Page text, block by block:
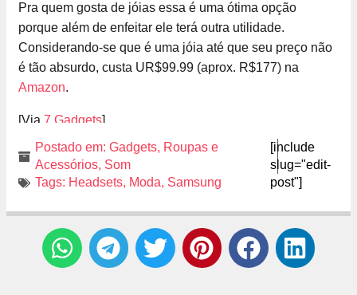
Pra quem gosta de jóias essa é uma ótima opção
porque além de enfeitar ele terá outra utilidade.
Considerando-se que é uma jóia até que seu preço não
é tão absurdo, custa UR$99.99 (aprox. R$177) na
Amazon.
[Via 7 Gadgets]
Postado em: Gadgets, Roupas e
Acessórios, Som
Tags: Headsets, Moda, Samsung
[include
slug="edit-
post"]